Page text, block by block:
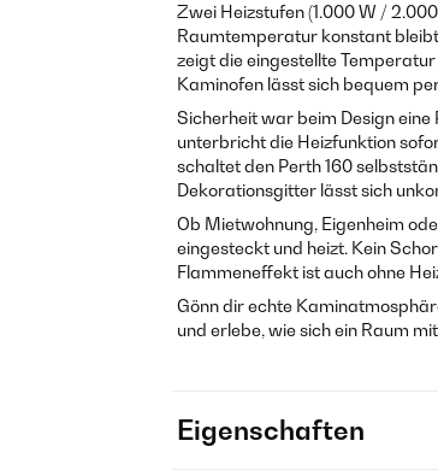
Zwei Heizstufen (1.000 W /
Raumtemperatur konstant
zeigt die eingestellte
Kaminofen lässt sich bequem
Sicherheit war beim Design
unterbricht die Heizfunktion
schaltet den Perth 160
Dekorationsgitter lässt sich
Ob Mietwohnung, Eigenheim
eingesteckt und heizt. Kein
Flammeneffekt ist auch ohne
Gönn dir echte
und erlebe, wie sich ein Raum
Eigenschaften